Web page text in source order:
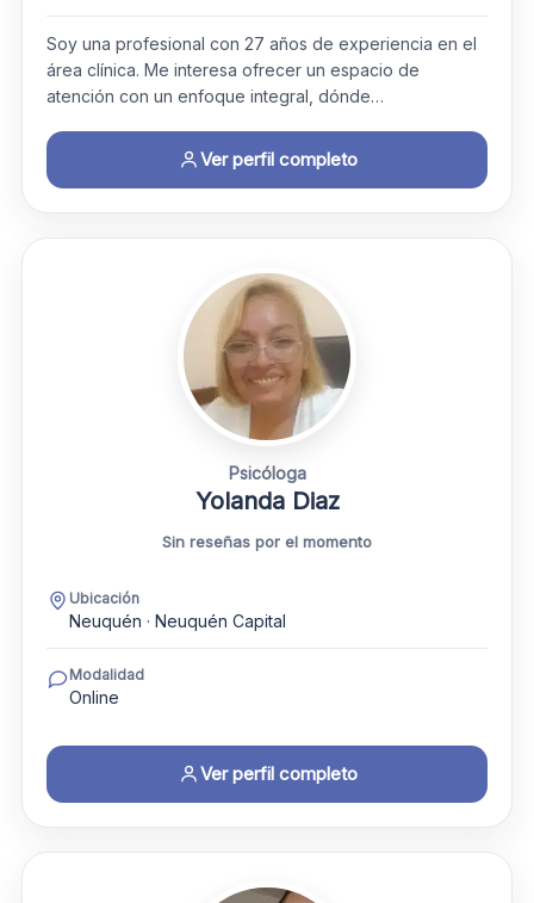
Soy una profesional con 27 años de experiencia en el
área clínica. Me interesa ofrecer un espacio de
atención con un enfoque integral, dónde…
Ver perfil completo
Psicóloga
Yolanda Diaz
Sin reseñas por el momento
Ubicación
Neuquén · Neuquén Capital
Modalidad
Online
Ver perfil completo